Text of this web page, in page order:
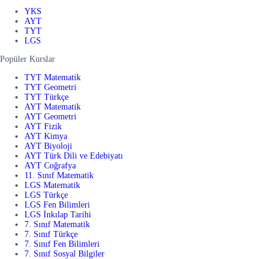
YKS
AYT
TYT
LGS
Popüler Kurslar
TYT Matematik
TYT Geometri
TYT Türkçe
AYT Matematik
AYT Geometri
AYT Fizik
AYT Kimya
AYT Biyoloji
AYT Türk Dili ve Edebiyatı
AYT Coğrafya
11. Sınıf Matematik
LGS Matematik
LGS Türkçe
LGS Fen Bilimleri
LGS İnkılap Tarihi
7. Sınıf Matematik
7. Sınıf Türkçe
7. Sınıf Fen Bilimleri
7. Sınıf Sosyal Bilgiler